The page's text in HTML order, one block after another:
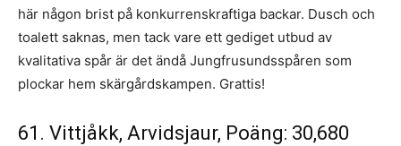
här någon brist på konkurrenskraftiga backar. Dusch och
toalett saknas, men tack vare ett gediget utbud av
kvalitativa spår är det ändå Jungfrusundsspåren som
plockar hem skärgårdskampen. Grattis!
61. Vittjåkk, Arvidsjaur, Poäng: 30,680